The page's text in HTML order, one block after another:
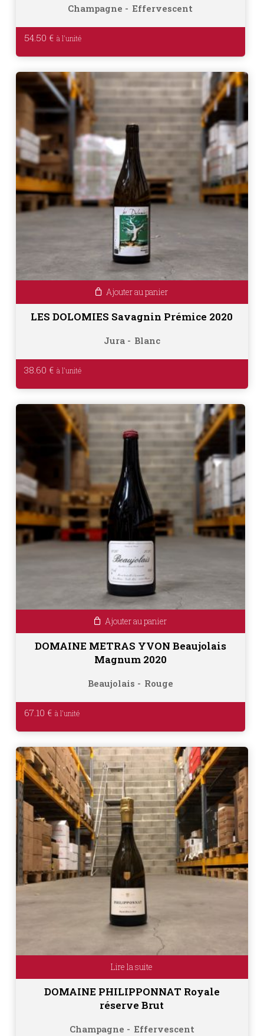
Champagne Effervescent
54.50 €
Ajouter au panier
LES DOLOMIES Savagnin Prémice 2020
Jura Blanc
38.60 €
Ajouter au panier
DOMAINE METRAS YVON Beaujolais
Magnum 2020
Beaujolais Rouge
67.10 €
Lire la suite
DOMAINE PHILIPPONNAT Royale
réserve Brut
Champagne Effervescent